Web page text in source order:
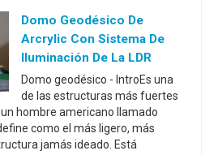
Domo Geodésico De
Arcrylic Con Sistema De
Iluminación De La LDR
Domo geodésico - IntroEs una
de las estructuras más fuertes
hombre americano llamado
como el más ligero, más
jamás ideado. Está